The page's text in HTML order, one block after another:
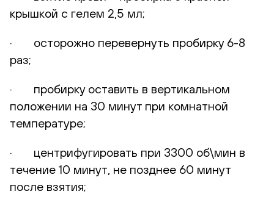
крышкой с гелем 2,5 мл;
· осторожно перевернуть пробирку 6-8
раз;
· пробирку оставить в вертикальном
положении на 30 минут при комнатной
температуре;
· центрифугировать при 3300 об\мин в
течение 10 минут, не позднее 60 минут
после взятия;